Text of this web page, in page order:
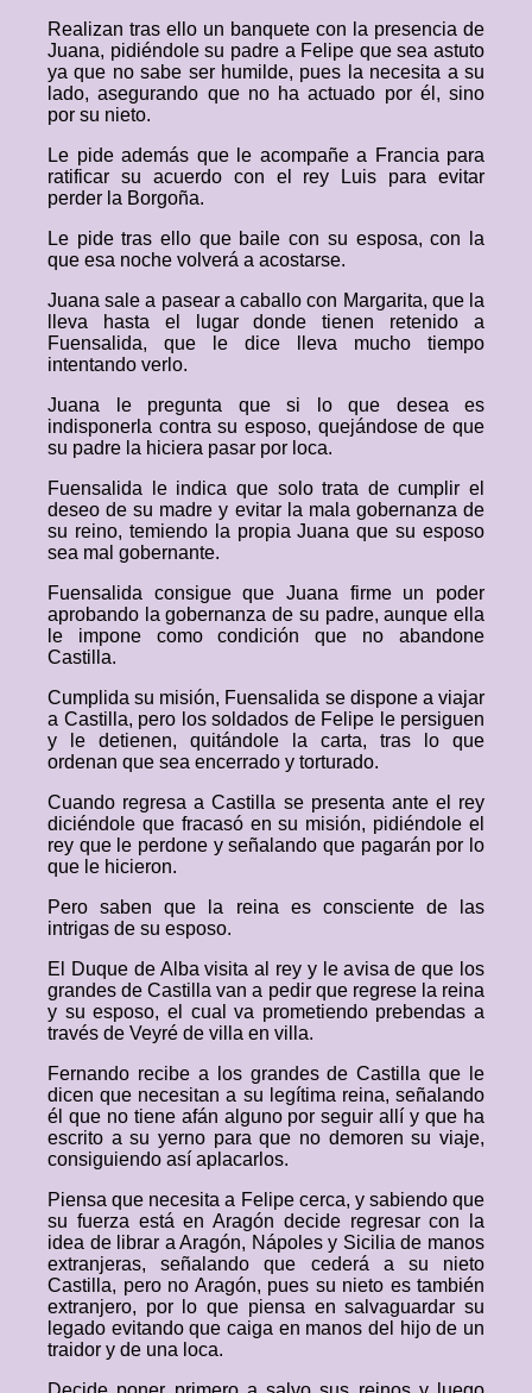
Realizan tras ello un banquete con la presencia de
Juana, pidiéndole su padre a Felipe que sea astuto
ya que no sabe ser humilde, pues la necesita a su
lado, asegurando que no ha actuado por él, sino
por su nieto.
Le pide además que le acompañe a Francia para
ratificar su acuerdo con el rey Luis para evitar
perder la Borgoña.
Le pide tras ello que baile con su esposa, con la
que esa noche volverá a acostarse.
Juana sale a pasear a caballo con Margarita, que la
lleva hasta el lugar donde tienen retenido a
Fuensalida, que le dice lleva mucho tiempo
intentando verlo.
Juana le pregunta que si lo que desea es
indisponerla contra su esposo, quejándose de que
su padre la hiciera pasar por loca.
Fuensalida le indica que solo trata de cumplir el
deseo de su madre y evitar la mala gobernanza de
su reino, temiendo la propia Juana que su esposo
sea mal gobernante.
Fuensalida consigue que Juana firme un poder
aprobando la gobernanza de su padre, aunque ella
le impone como condición que no abandone
Castilla.
Cumplida su misión, Fuensalida se dispone a viajar
a Castilla, pero los soldados de Felipe le persiguen
y le detienen, quitándole la carta, tras lo que
ordenan que sea encerrado y torturado.
Cuando regresa a Castilla se presenta ante el rey
diciéndole que fracasó en su misión, pidiéndole el
rey que le perdone y señalando que pagarán por lo
que le hicieron.
Pero saben que la reina es consciente de las
intrigas de su esposo.
El Duque de Alba visita al rey y le avisa de que los
grandes de Castilla van a pedir que regrese la reina
y su esposo, el cual va prometiendo prebendas a
través de Veyré de villa en villa.
Fernando recibe a los grandes de Castilla que le
dicen que necesitan a su legítima reina, señalando
él que no tiene afán alguno por seguir allí y que ha
escrito a su yerno para que no demoren su viaje,
consiguiendo así aplacarlos.
Piensa que necesita a Felipe cerca, y sabiendo que
su fuerza está en Aragón decide regresar con la
idea de librar a Aragón, Nápoles y Sicilia de manos
extranjeras, señalando que cederá a su nieto
Castilla, pero no Aragón, pues su nieto es también
extranjero, por lo que piensa en salvaguardar su
legado evitando que caiga en manos del hijo de un
traidor y de una loca.